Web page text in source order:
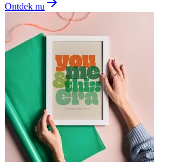
Ontdek nu